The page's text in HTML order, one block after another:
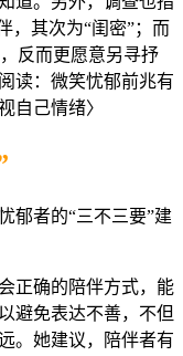
，其次为“闺密”；而
反而更愿意另寻抒
读：微笑忧郁前兆有
自己情绪〉
正确的陪伴方式，能
避免表达不善，不但
。她建议，陪伴者有